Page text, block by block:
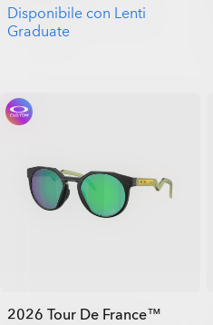
Disponibile con Lenti
Graduate
2026 Tour De France™